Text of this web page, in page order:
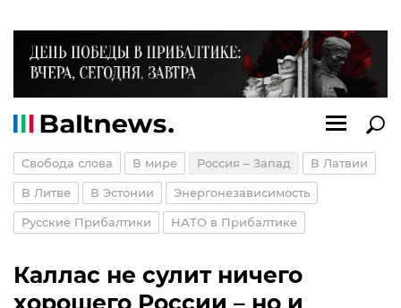
Свобода слова В мире Россия – Запад В Латвии
В Литве В Эстонии Энергонезависимость
Русские Прибалтики НАТО в Прибалтике
Каллас не сулит ничего
хорошего России – но и